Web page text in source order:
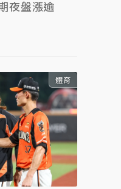
夜盤漲逾
體育